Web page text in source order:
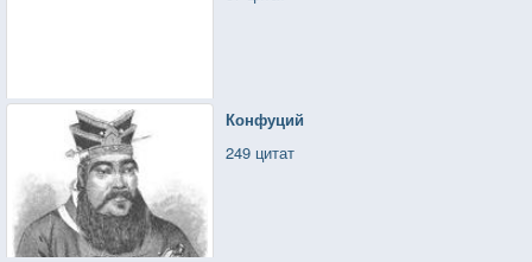
Конфуций
249 цитат